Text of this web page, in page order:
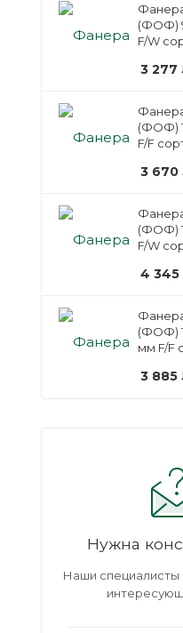
(ФОФ)
F/W
3 277
(ФОФ)
F/F
3 670
(ФОФ)
F/W
4 345
(ФОФ)
мм F/F
3 885
Нужна
Наши специалисты